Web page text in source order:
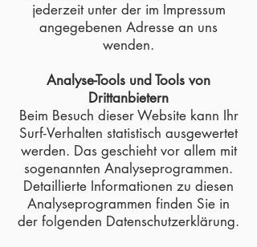
jederzeit unter der im Impressum
angegebenen Adresse an uns
wenden.
Analyse-Tools und Tools von
Drittanbietern
Beim Besuch dieser Website kann Ihr
Surf-Verhalten statistisch ausgewertet
werden. Das geschieht vor allem mit
sogenannten Analyseprogrammen.
Detaillierte Informationen zu diesen
Analyseprogrammen finden Sie in
der folgenden Datenschutzerklärung.